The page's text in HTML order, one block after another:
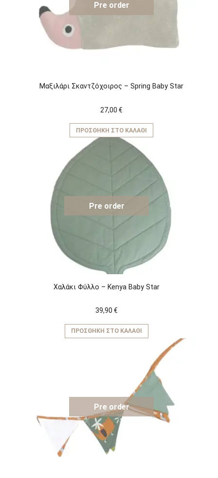
Pre order
Μαξιλάρι Σκαντζόχοιρος – Spring Baby Star
27,00 €
ΠΡΟΣΘΉΚΗ ΣΤΟ ΚΑΛΆΘΙ
Pre order
Χαλάκι Φύλλο – Kenya Baby Star
39,90 €
ΠΡΟΣΘΉΚΗ ΣΤΟ ΚΑΛΆΘΙ
Pre order